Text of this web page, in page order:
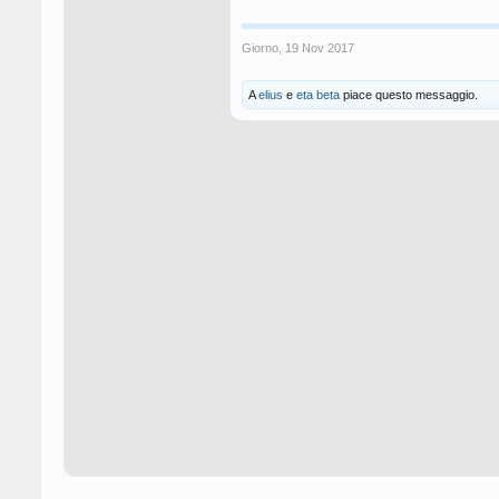
Giorno 19 Nov 2017
Aelius e eta beta piace questo messaggio.